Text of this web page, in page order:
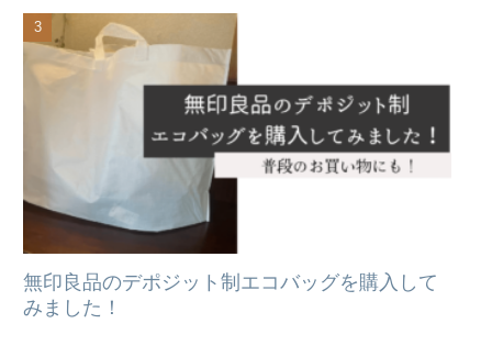
無印良品のデポジット制エコバッグを購入して
みました！